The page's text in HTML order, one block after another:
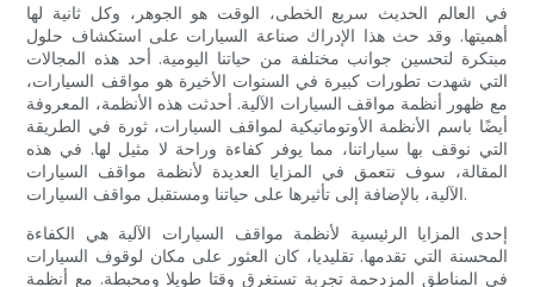
في العالم الحديث سريع الخطى، الوقت هو الجوهر، وكل ثانية لها
أهميتها. وقد حث هذا الإدراك صناعة السيارات على استكشاف حلول
مبتكرة لتحسين جوانب مختلفة من حياتنا اليومية. أحد هذه المجالات
التي شهدت تطورات كبيرة في السنوات الأخيرة هو مواقف السيارات،
مع ظهور أنظمة مواقف السيارات الآلية. أحدثت هذه الأنظمة، المعروفة
أيضًا باسم الأنظمة الأوتوماتيكية لمواقف السيارات، ثورة في الطريقة
التي نوقف بها سياراتنا، مما يوفر كفاءة وراحة لا مثيل لها. في هذه
المقالة، سوف نتعمق في المزايا العديدة لأنظمة مواقف السيارات
الآلية، بالإضافة إلى تأثيرها على حياتنا ومستقبل مواقف السيارات.
إحدى المزايا الرئيسية لأنظمة مواقف السيارات الآلية هي الكفاءة
المحسنة التي تقدمها. تقليديا، كان العثور على مكان لوقوف السيارات
في المناطق المزدحمة تجربة تستغرق وقتا طويلا ومحبطة. مع أنظمة